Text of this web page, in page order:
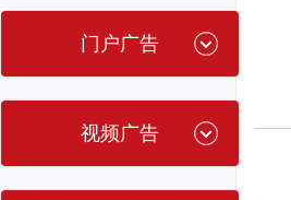
门户广告
视频广告